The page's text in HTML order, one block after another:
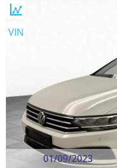
01/09/2023
VIN